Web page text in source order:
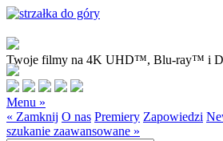
Twoje filmy na 4K UHD™, Blu-ray™ i
Menu »
« Zamknij O nas Premiery Zapowiedzi
szukanie zaawansowane »